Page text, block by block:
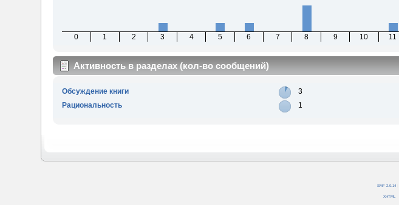
0 1 2 3 4 5 6 7 8 9 10 11
Активность в разделах (кол-во сообщений)
Обсуждение книги
3
Рациональность
1
SMF 2.0.14
XHTML